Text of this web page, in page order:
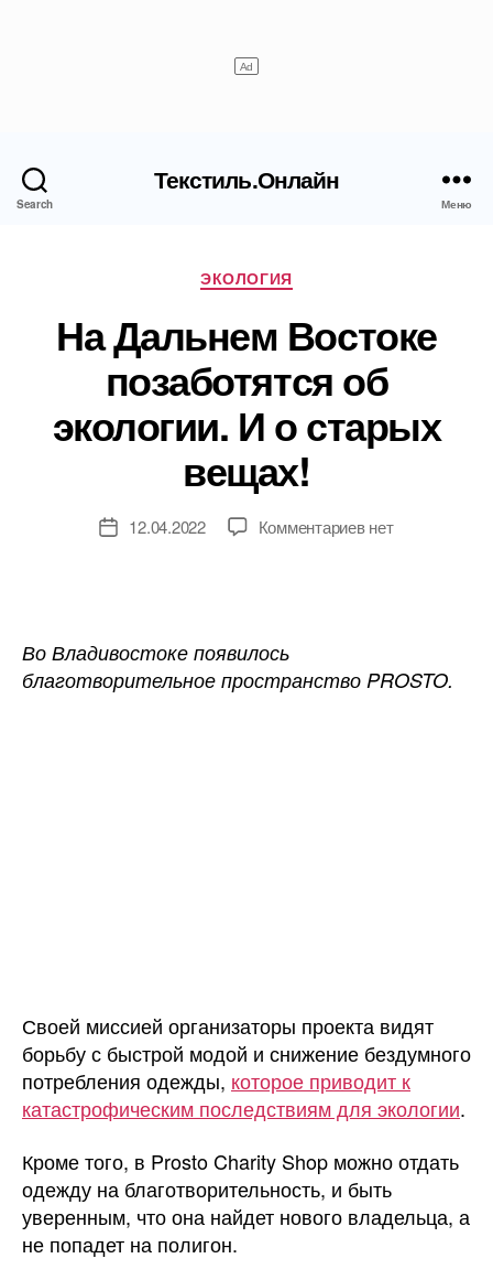
Search
Текстиль.Онлайн
Меню
Рубрики
ЭКОЛОГИЯ
На Дальнем Востоке
позаботятся об
экологии. И о старых
вещах!
Дата12.04.2022 Комментариевк
об
экологии.
нет
Во Владивостоке появилось
благотворительное пространство PROSTO.
Своей миссией организаторы проекта видят
борьбу с быстрой модой и снижение бездумного
потребления одежды, которое приводит к
катастрофическим последствиям для экологии.
Кроме того, в Prosto Charity Shop можно отдать
одежду на благотворительность, и быть
уверенным, что она найдет нового владельца, а
не попадет на полигон.